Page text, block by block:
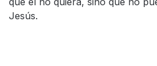
Jesús.